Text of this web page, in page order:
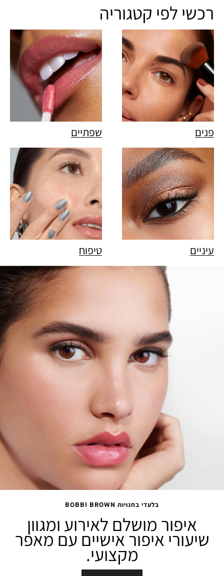
רכשי לפי קטגוריה
פנים שפתיים
עיניים טיפוח
בלעדי בחנויות BOBBI BROWN
איפור מושלם לאירוע ומגוון
שיעורי איפור אישיים עם מאפר
מקצועי.